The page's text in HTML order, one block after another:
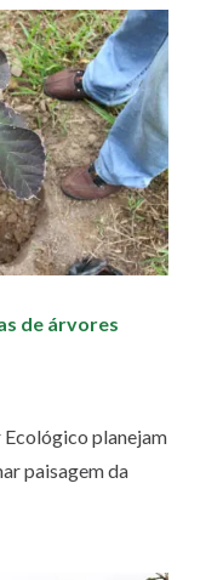
de árvores
planejam
paisagem da